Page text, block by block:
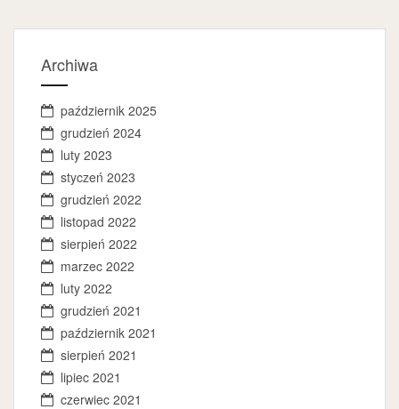
Archiwa
październik 2025
grudzień 2024
luty 2023
styczeń 2023
grudzień 2022
listopad 2022
sierpień 2022
marzec 2022
luty 2022
grudzień 2021
październik 2021
sierpień 2021
lipiec 2021
czerwiec 2021